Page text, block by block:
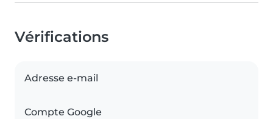
Vérifications
Adresse e-mail
Compte Google